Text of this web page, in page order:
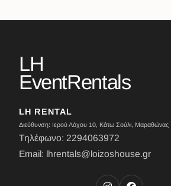
LH
EventRentals
LH RENTAL
Διεύθυνση: Ιερού Λόχου 10, Κάτω Σούλι, Μαραθώνας
Τηλέφωνο: 2294063972
Email: lhrentals@loizoshouse.gr